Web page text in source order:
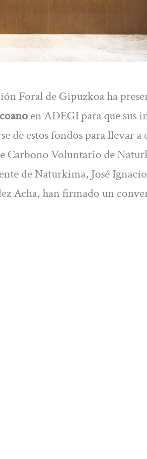
Foral de Gipuzkoa ha
en ADEGI para que sus
de estos fondos para llevar a
Carbono Voluntario de
de Naturkima, José
Acha, han firmado un